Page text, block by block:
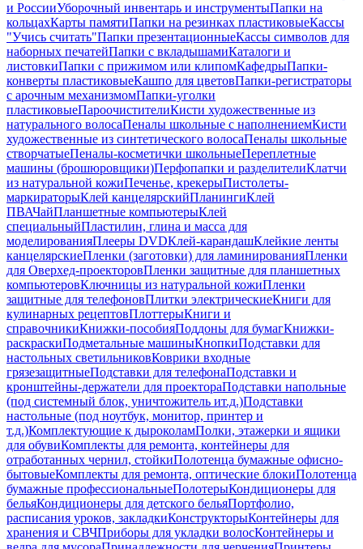
и РоссииУборочный инвентарь и инструментыПапки на
кольцахКарты памятиПапки на резинках пластиковыеКассы
"Учись считать"Папки презентационныеКассы символов для
наборных печатейПапки с вкладышамиКаталоги и
листовкиПапки с прижимом или клипомКафедрыПапки-
конверты пластиковыеКашпо для цветовПапки-регистраторы
с арочным механизмомПапки-уголки
пластиковыеПароочистителиКисти художественные из
натурального волосаПеналы школьные с наполнениемКисти
художественные из синтетического волосаПеналы школьные
створчатыеПеналы-косметички школьныеПереплетные
машины (брошюровщики)Перфопапки и разделителиКлатчи
из натуральной кожиПеченье, крекерыПистолеты-
маркираторыКлей канцелярскийПланингиКлей
ПВАЧайПланшетные компьютерыКлей
специальныйПластилин, глина и масса для
моделированияПлееры DVDКлей-карандашКлейкие ленты
канцелярскиеПленки (заготовки) для ламинированияПленки
для Оверхед-проекторовПленки защитные для планшетных
компьютеровКлючницы из натуральной кожиПленки
защитные для телефоновПлитки электрическиеКниги для
кулинарных рецептовПлоттерыКниги и
справочникиКнижки-пособияПоддоны для бумагКнижки-
раскраскиПодметальные машиныКнопкиПодставки для
настольных светильниковКоврики входные
грязезащитныеПодставки для телефонаПодставки и
кронштейны-держатели для проектораПодставки напольные
(под системный блок, уничтожитель ит.д.)Подставки
настольные (под ноутбук, монитор, принтер и
т.д.)Комплектующие к дыроколамПолки, этажерки и ящики
для обувиКомплекты для ремонта, контейнеры для
отработанных чернил, стойкиПолотенца бумажные офисно-
бытовыеКомплекты для ремонта, оптические блокиПолотенца
бумажные профессиональныеПолотерыКондиционеры для
бельяКондиционеры для детского бельяПортфолио,
расписания уроков, закладкиКонструкторыКонтейнеры для
хранения и СВЧПриборы для укладки волосКонтейнеры и